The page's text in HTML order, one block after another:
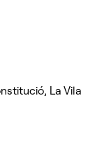
La Vila